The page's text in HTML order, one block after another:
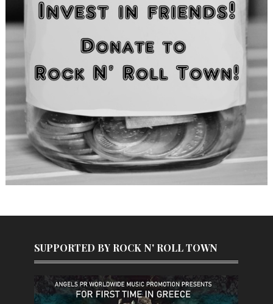
SUPPORTED BY ROCK N' ROLL TOWN